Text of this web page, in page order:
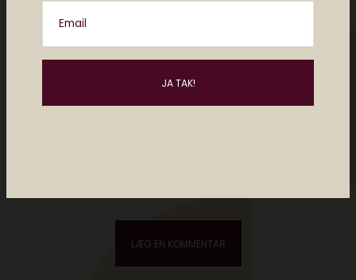
Email